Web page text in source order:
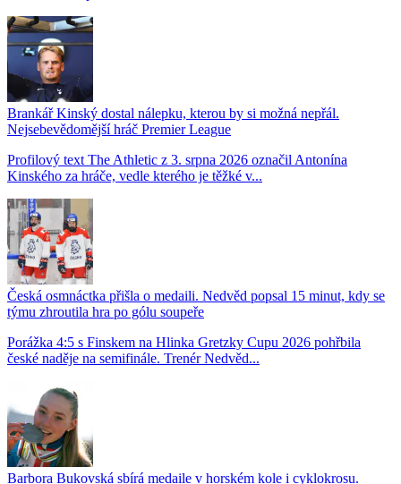
Brankář Kinský dostal nálepku, kterou by si možná nepřál.
Nejsebevědomější hráč Premier League
Profilový text The Athletic z 3. srpna 2026 označil Antonína
Kinského za hráče, vedle kterého je těžké v...
Česká osmnáctka přišla o medaili. Nedvěd popsal 15 minut, kdy se
týmu zhroutila hra po gólu soupeře
Porážka 4:5 s Finskem na Hlinka Gretzky Cupu 2026 pohřbila
české naděje na semifinále. Trenér Nedvěd...
Barbora Bukovská sbírá medaile v horském kole i cyklokrosu.